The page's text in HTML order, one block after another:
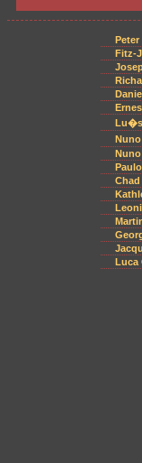
Peter
Fitz-
Lu�s
Luca